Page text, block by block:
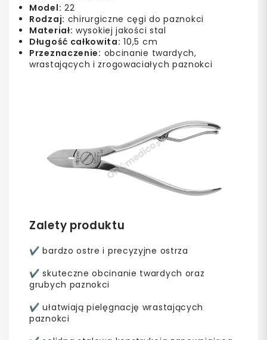
Model: 22
Rodzaj: chirurgiczne cęgi do paznokci
Materiał: wysokiej jakości stal
Długość całkowita: 10,5 cm
Przeznaczenie: obcinanie twardych,
wrastających i zrogowaciałych paznokci
Zalety produktu
✔ bardzo ostre i precyzyjne ostrza
✔ skuteczne obcinanie twardych oraz
grubych paznokci
✔ ułatwiają pielęgnację wrastających
paznokci